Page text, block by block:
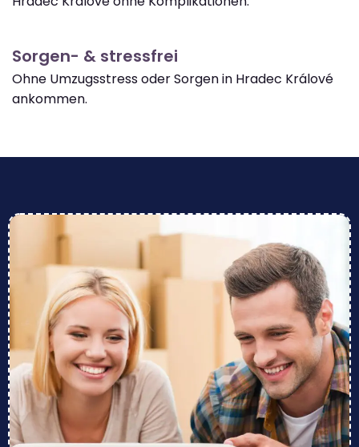
Sorgen- & stressfrei
Ohne Umzugsstress oder Sorgen in Hradec Králové
ankommen.